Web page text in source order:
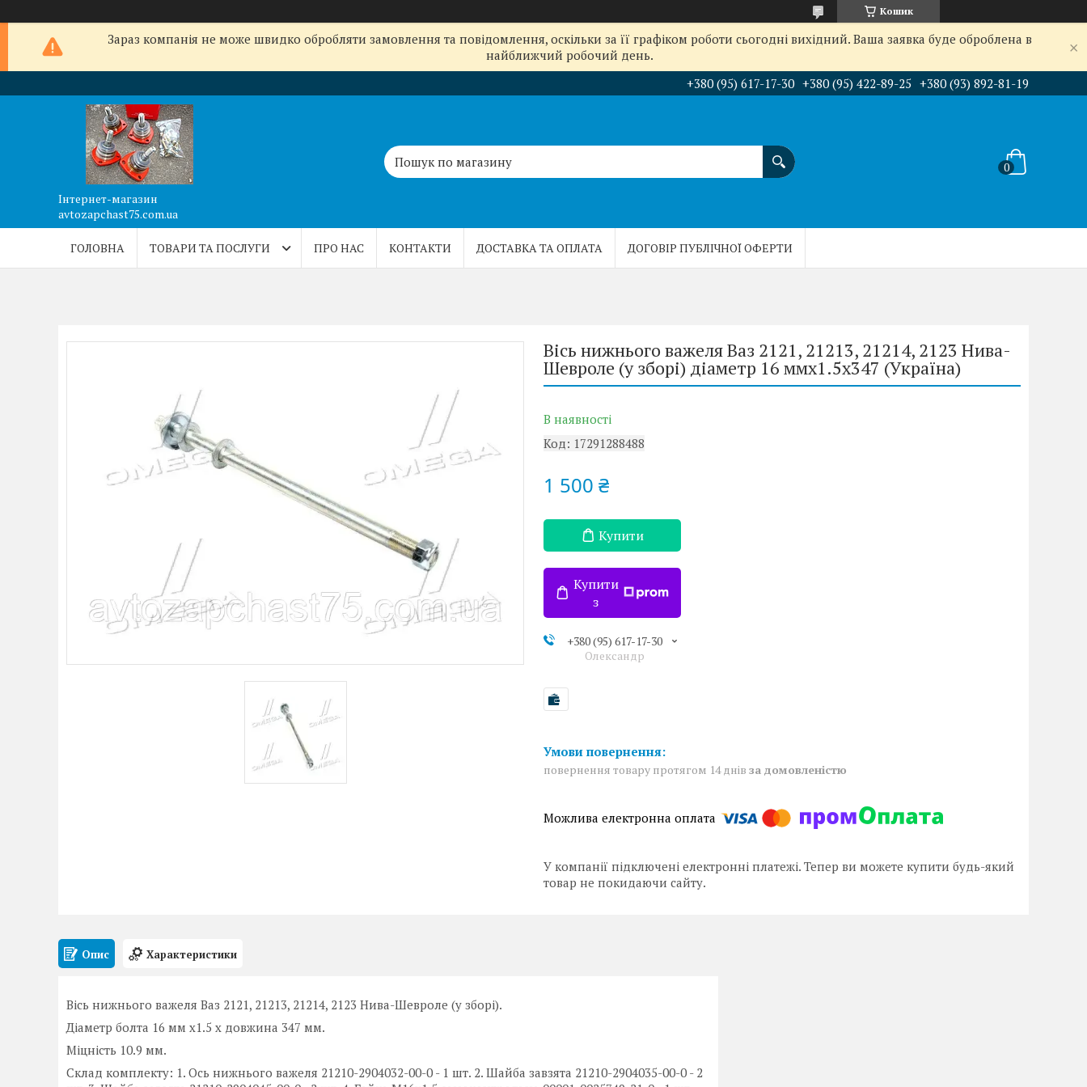
Кошик
Зараз компанія не може швидко обробляти замовлення та повідомлення, оскільки за її графіком роботи сьогодні вихідний. Ваша заявка буде оброблена в
найближчий робочий день.
+380 (95) 617-17-30 +380 (95) 422-89-25 +380 (93) 892-81-19
Інтернет-магазин
avtozapchast75.com.ua
ГОЛОВНА ТОВАРИ ТА ПОСЛУГИ ПРО НАС КОНТАКТИ ДОСТАВКА ТА ОПЛАТА ДОГОВІР ПУБЛІЧНОЇ ОФЕРТИ
Вісь нижнього важеля Ваз 2121, 21213, 21214, 2123 Нива-
Шевроле (у зборі) діаметр 16 ммх1.5х347 (Україна)
В наявності
Код: 17291288488
1 500 ₴
Купити
Купити
з
+380 (95) 617-17-30
Олександр
повернення товару протягом 14 днів за домовленістю
У компанії підключені електронні платежі. Тепер ви можете купити будь-який
товар не покидаючи сайту.
Опис Характеристики
Вісь нижнього важеля Ваз 2121, 21213, 21214, 2123 Нива-Шевроле (у зборі).
Діаметр болта 16 мм х1.5 х довжина 347 мм.
Міцність 10.9 мм.
Склад комплекту: 1. Ось нижнього важеля 21210-2904032-00-0 - 1 шт. 2. Шайба завзята 21210-2904035-00-0 - 2